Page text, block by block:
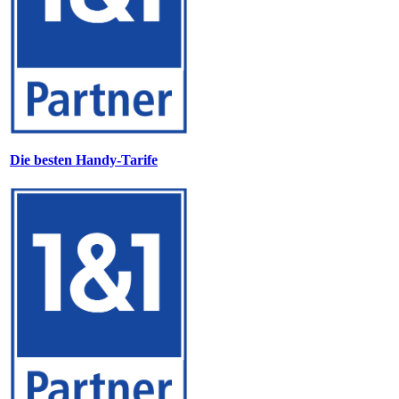
Die besten Handy-Tarife